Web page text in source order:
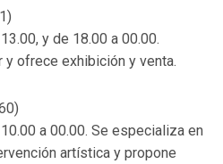
y de 18.00 a 00.00.
y ofrece exhibición y venta.
a 00.00. Se especializa en
artística y propone